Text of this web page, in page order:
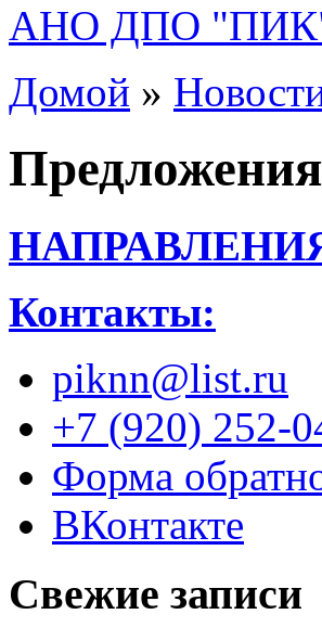
АНО ДПО
Домой »
Контакты:
piknn@list.ru
+7 (920) 252-
Форма
ВКонтакте
Свежие записи